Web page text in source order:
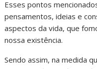
Esses pontos
pensamentos, ideias e
aspectos da vida, que
nossa existência.
Sendo assim, na medida